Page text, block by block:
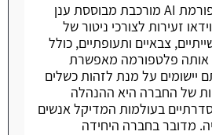
החברה מייצרת פלטפורמת AI מורכבת מבוססת ענן
זעירות לצורכי ניטור של
צבאיים ותעופתיים, כולל
אותה פלטפורמה מאפשרת
יישומים על מנת לזהות כשלים
של החברה היא ההנהלה
בעולמות המדיקל אנשים
מדובר בחברה היחידה